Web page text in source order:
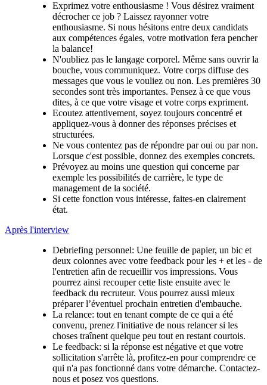
Exprimez votre enthousiasme ! Vous désirez vraiment
décrocher ce job ? Laissez rayonner votre
enthousiasme. Si nous hésitons entre deux candidats
aux compétences égales, votre motivation fera pencher
la balance!
N'oubliez pas le langage corporel. Même sans ouvrir la
bouche, vous communiquez. Votre corps diffuse des
messages que vous le vouliez ou non. Les premières 30
secondes sont très importantes. Pensez à ce que vous
dites, à ce que votre visage et votre corps expriment.
Ecoutez attentivement, soyez toujours concentré et
appliquez-vous à donner des réponses précises et
structurées.
Ne vous contentez pas de répondre par oui ou par non.
Lorsque c'est possible, donnez des exemples concrets.
Prévoyez au moins une question qui concerne par
exemple les possibilités de carrière, le type de
management de la société.
Si cette fonction vous intéresse, faites-en clairement
état.
Après l'interview
Debriefing personnel: Une feuille de papier, un bic et
deux colonnes avec votre feedback pour les + et les - de
l'entretien afin de recueillir vos impressions. Vous
pourrez ainsi recouper cette liste ensuite avec le
feedback du recruteur. Vous pourrez aussi mieux
préparer l’éventuel prochain entretien d'embauche.
La relance: tout en tenant compte de ce qui a été
convenu, prenez l'initiative de nous relancer si les
choses traînent quelque peu tout en restant courtois.
Le feedback: si la réponse est négative et que votre
sollicitation s'arrête là, profitez-en pour comprendre ce
qui n'a pas fonctionné dans votre démarche. Contactez-
nous et posez vos questions.